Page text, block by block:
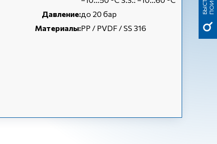
Давление:до 20 бар
Материалы:PP / PVDF / SS 316